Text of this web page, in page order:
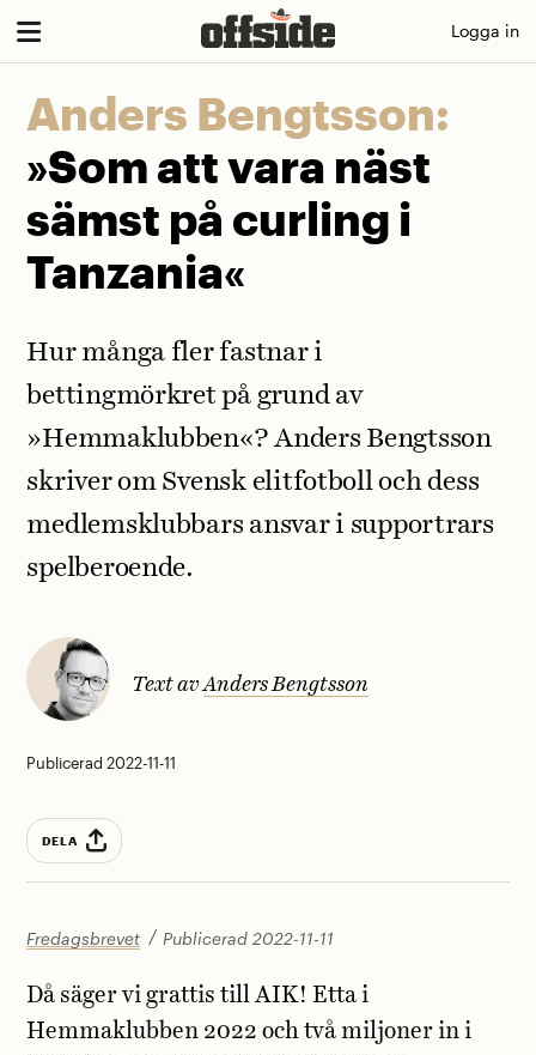
Skip
Logga in
Anders Bengtsson:
»Som att vara näst
sämst på curling i
Tanzania«
Fredagsbrevet Publicerad 2022-11-11
Hur många fler fastnar i
bettingmörkret på grund av
»Hemmaklubben«? Anders Bengtsson
skriver om Svensk elitfotboll och dess
medlemsklubbars ansvar i supportrars
spelberoende.
Text avAnders Bengtsson
Publicerad 2022-11-11
DELA
Då säger vi grattis till AIK! Etta i
Hemmaklubben 2022 och två miljoner in i